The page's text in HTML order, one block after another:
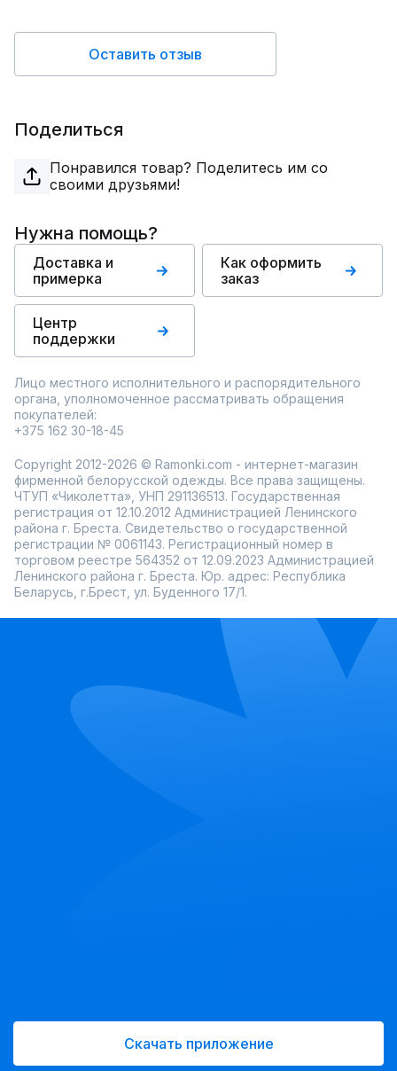
Оставить отзыв
Поделиться
Понравился товар? Поделитесь им со
своими друзьями!
Нужна помощь?
Доставка и
примерка
Как оформить
заказ
Центр
поддержки
Лицо местного исполнительного и распорядительного
органа, уполномоченное рассматривать обращения
покупателей:
+375 162 30-18-45
Copyright 2012-2026 © Ramonki.com - интернет-магазин
фирменной белорусской одежды. Все права защищены.
ЧТУП «Чиколетта», УНП 291136513. Государственная
регистрация от 12.10.2012 Администрацией Ленинского
района г. Бреста. Свидетельство о государственной
регистрации № 0061143. Регистрационный номер в
торговом реестре 564352 от 12.09.2023 Администрацией
Ленинского района г. Бреста. Юр. адрес: Республика
Беларусь, г.Брест, ул. Буденного 17/1.
Скачать приложение